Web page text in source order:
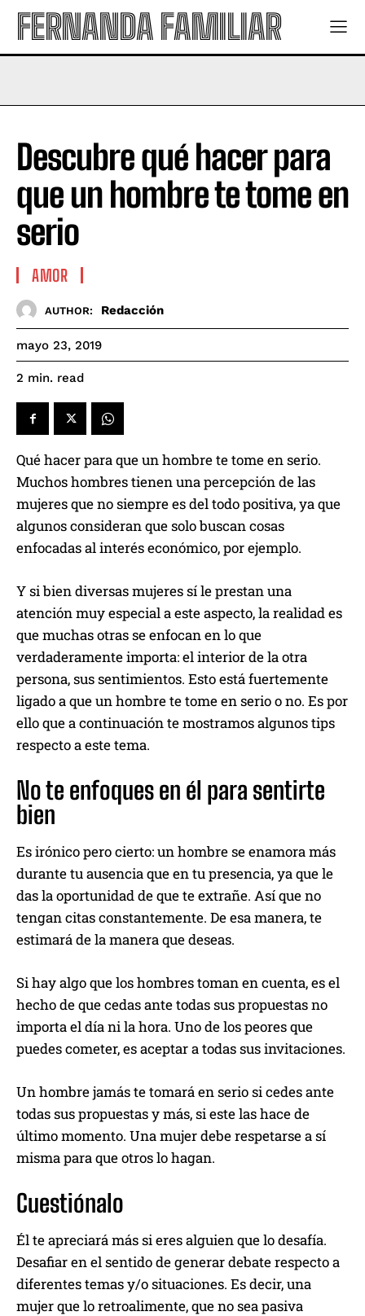
FERNANDA FAMILIAR
Descubre qué hacer para
que un hombre te tome en
serio
AMOR
AUTHOR: Redacción
mayo 23, 2019
2 min. read
Qué hacer para que un hombre te tome en serio.
Muchos hombres tienen una percepción de las
mujeres que no siempre es del todo positiva, ya que
algunos consideran que solo buscan cosas
enfocadas al interés económico, por ejemplo.
Y si bien diversas mujeres sí le prestan una
atención muy especial a este aspecto, la realidad es
que muchas otras se enfocan en lo que
verdaderamente importa: el interior de la otra
persona, sus sentimientos. Esto está fuertemente
ligado a que un hombre te tome en serio o no. Es por
ello que a continuación te mostramos algunos tips
respecto a este tema.
No te enfoques en él para sentirte
bien
Es irónico pero cierto: un hombre se enamora más
durante tu ausencia que en tu presencia, ya que le
das la oportunidad de que te extrañe. Así que no
tengan citas constantemente. De esa manera, te
estimará de la manera que deseas.
Si hay algo que los hombres toman en cuenta, es el
hecho de que cedas ante todas sus propuestas no
importa el día ni la hora. Uno de los peores que
puedes cometer, es aceptar a todas sus invitaciones.
Un hombre jamás te tomará en serio si cedes ante
todas sus propuestas y más, si este las hace de
último momento. Una mujer debe respetarse a sí
misma para que otros lo hagan.
Cuestiónalo
Él te apreciará más si eres alguien que lo desafía.
Desafiar en el sentido de generar debate respecto a
diferentes temas y/o situaciones. Es decir, una
mujer que lo retroalimente, que no sea pasiva